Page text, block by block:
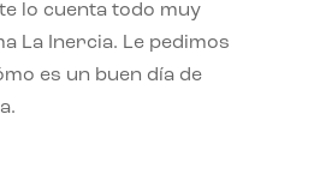
lo cuenta todo muy
La Inercia. Le pedimos
es un buen día de